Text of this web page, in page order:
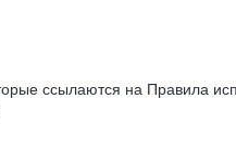
ссылаются на Правила